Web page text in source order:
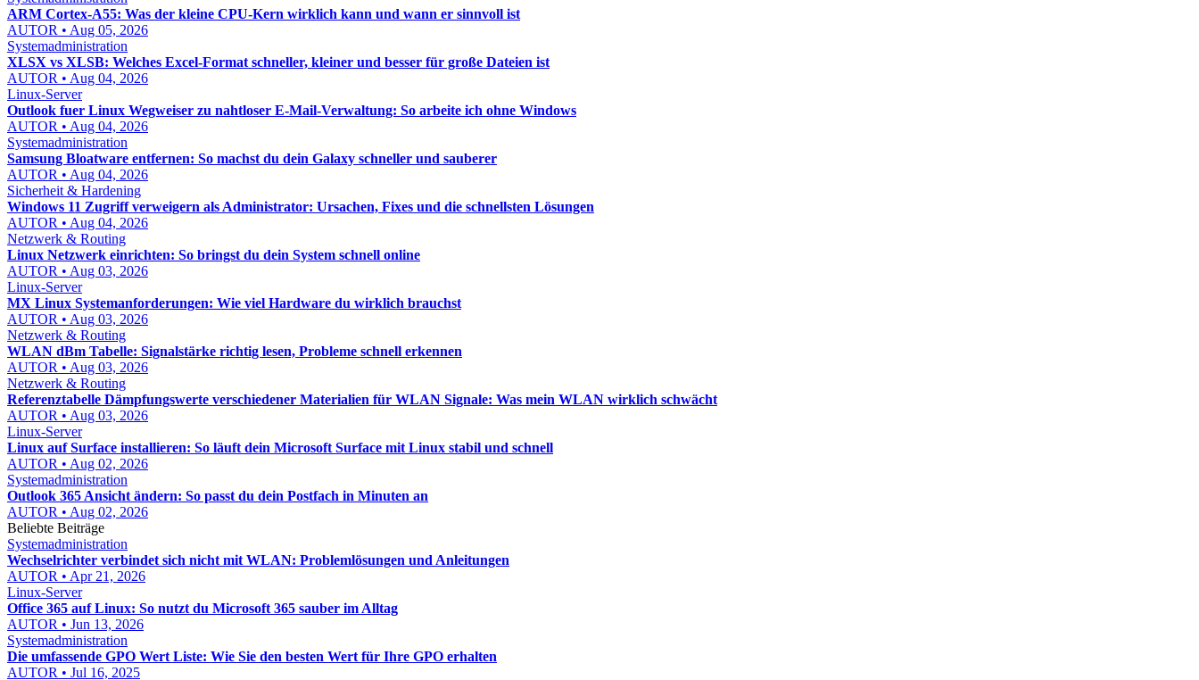
ARM Cortex-A55: Was der kleine CPU-Kern wirklich kann und wann er sinnvoll ist
AUTOR • Aug 05, 2026
Systemadministration
XLSX vs XLSB: Welches Excel-Format schneller, kleiner und besser für große Dateien ist
AUTOR • Aug 04, 2026
Linux-Server
Outlook fuer Linux Wegweiser zu nahtloser E-Mail-Verwaltung: So arbeite ich ohne Windows
AUTOR • Aug 04, 2026
Systemadministration
Samsung Bloatware entfernen: So machst du dein Galaxy schneller und sauberer
AUTOR • Aug 04, 2026
Sicherheit & Hardening
Windows 11 Zugriff verweigern als Administrator: Ursachen, Fixes und die schnellsten Lösungen
AUTOR • Aug 04, 2026
Netzwerk & Routing
Linux Netzwerk einrichten: So bringst du dein System schnell online
AUTOR • Aug 03, 2026
Linux-Server
MX Linux Systemanforderungen: Wie viel Hardware du wirklich brauchst
AUTOR • Aug 03, 2026
Netzwerk & Routing
WLAN dBm Tabelle: Signalstärke richtig lesen, Probleme schnell erkennen
AUTOR • Aug 03, 2026
Netzwerk & Routing
Referenztabelle Dämpfungswerte verschiedener Materialien für WLAN Signale: Was mein WLAN wirklich schwächt
AUTOR • Aug 03, 2026
Linux-Server
Linux auf Surface installieren: So läuft dein Microsoft Surface mit Linux stabil und schnell
AUTOR • Aug 02, 2026
Systemadministration
Outlook 365 Ansicht ändern: So passt du dein Postfach in Minuten an
AUTOR • Aug 02, 2026
Beliebte Beiträge
Systemadministration
Wechselrichter verbindet sich nicht mit WLAN: Problemlösungen und Anleitungen
AUTOR • Apr 21, 2026
Linux-Server
Office 365 auf Linux: So nutzt du Microsoft 365 sauber im Alltag
AUTOR • Jun 13, 2026
Systemadministration
Die umfassende GPO Wert Liste: Wie Sie den besten Wert für Ihre GPO erhalten
AUTOR • Jul 16, 2025